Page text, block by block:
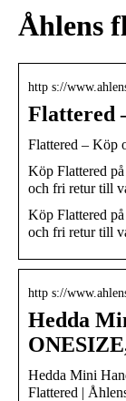
Åhlens
http s://
Flattered
Flattered – Köp
Köp Flattered
och fri retur till
Köp Flattered
och fri retur till
http s://
Hedda
Hedda Mini
Flattered |